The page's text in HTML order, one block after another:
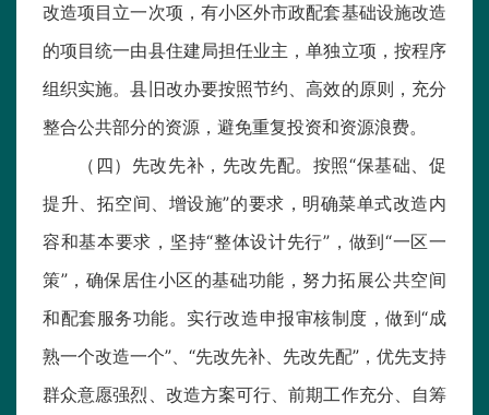
改造项目立一次项，有小区外市政配套基础设施改造
的项目统一由县住建局担任业主，单独立项，按程序
组织实施。县旧改办要按照节约、高效的原则，充分
整合公共部分的资源，避免重复投资和资源浪费。
（四）先改先补，先改先配。按照“保基础、促
提升、拓空间、增设施”的要求，明确菜单式改造内
容和基本要求，坚持“整体设计先行”，做到“一区一
策”，确保居住小区的基础功能，努力拓展公共空间
和配套服务功能。实行改造申报审核制度，做到“成
熟一个改造一个”、“先改先补、先改先配”，优先支持
群众意愿强烈、改造方案可行、前期工作充分、自筹